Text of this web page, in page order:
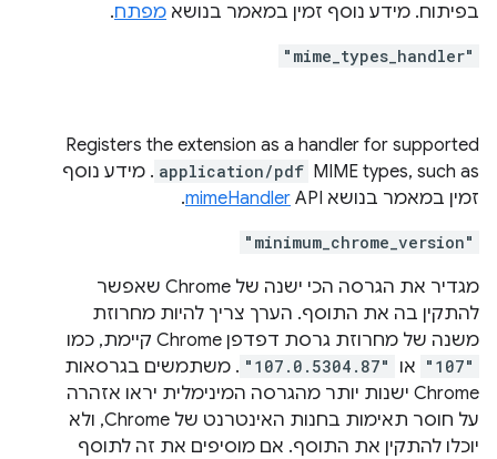
בפיתוח. מידע נוסף זמין במאמר בנושא מפתח.
"mime_types_handler"
Registers the extension as a handler for supported
MIME types, such as
application/pdf . מידע נוסף
זמין במאמר בנושא
mimeHandler API.
"minimum_chrome_version"
מגדיר את הגרסה הכי ישנה של Chrome שאפשר
להתקין בה את התוסף. הערך צריך להיות מחרוזת
משנה של מחרוזת גרסת דפדפן Chrome קיימת, כמו
"107" או "107.0.5304.87" . משתמשים בגרסאות
Chrome ישנות יותר מהגרסה המינימלית יראו אזהרה
על חוסר תאימות בחנות האינטרנט של Chrome, ולא
יוכלו להתקין את התוסף. אם מוסיפים את זה לתוסף